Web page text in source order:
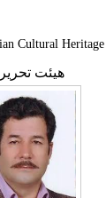
Cultural Heritage
هیئت